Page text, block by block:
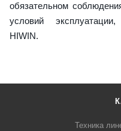
обязательном
условий
HIWIN.
Техника